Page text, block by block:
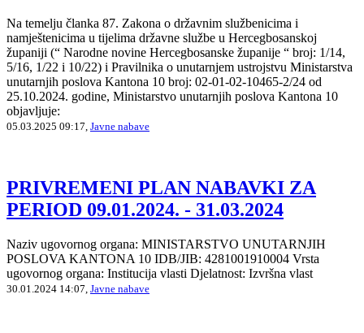
Na temelju članka 87. Zakona o državnim službenicima i
namještenicima u tijelima državne službe u Hercegbosanskoj
županiji (“ Narodne novine Hercegbosanske županije “ broj: 1/14,
5/16, 1/22 i 10/22) i Pravilnika o unutarnjem ustrojstvu Ministarstva
unutarnjih poslova Kantona 10 broj: 02-01-02-10465-2/24 od
25.10.2024. godine, Ministarstvo unutarnjih poslova Kantona 10
objavljuje:
05.03.2025 09:17, Javne nabave
PRIVREMENI PLAN NABAVKI ZA
PERIOD 09.01.2024. - 31.03.2024
Naziv ugovornog organa: MINISTARSTVO UNUTARNJIH
POSLOVA KANTONA 10 IDB/JIB: 4281001910004 Vrsta
ugovornog organa: Institucija vlasti Djelatnost: Izvršna vlast
30.01.2024 14:07, Javne nabave